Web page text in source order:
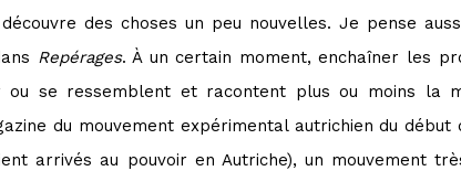
des choses un peu nouvelles. Je pense
Repérages. À un certain moment, enchaîner les
ou se ressemblent et racontent plus ou moins la
du mouvement expérimental autrichien du
arrivés au pouvoir en Autriche), un mouvement